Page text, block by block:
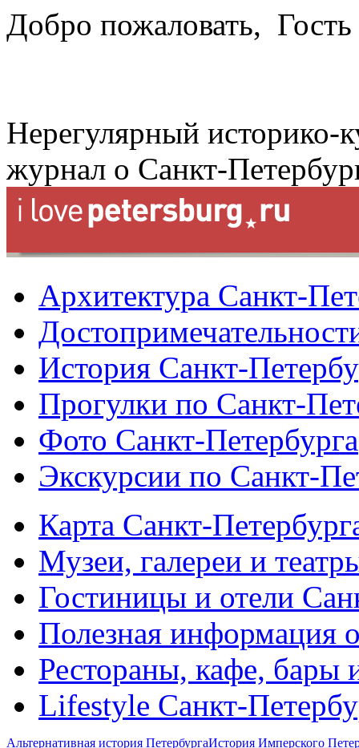
Добро пожаловать, Гость
Нерегулярный историко-
журнал о Санкт-
Архитектура Санкт-
История Санкт-
Прогулки по Санкт-
Фото Санкт-Петербурга
Экскурсии по Санкт-
Карта Санкт-
Музеи, галереи и
Гостиницы и отели
Полезная информация
Рестораны, кафе, бары
Lifestyle Санкт-
Альтернативная история ПетербургаИстория Имперского